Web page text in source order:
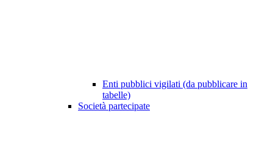
Enti pubblici vigilati (da pubblicare in
tabelle)
Società partecipate